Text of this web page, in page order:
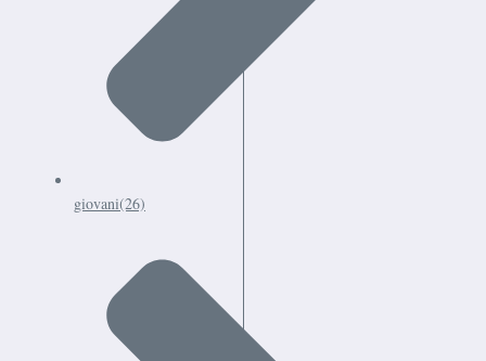
giovani(26)